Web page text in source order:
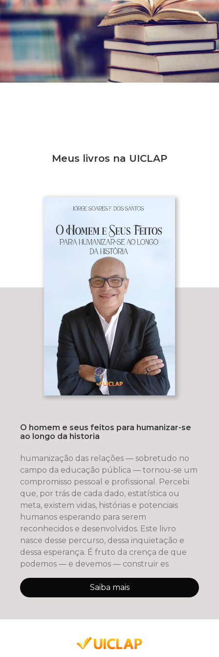
Meus livros na UICLAP
O homem e seus feitos para humanizar-se
ao longo da historia
humanização das relações — sobretudo no
campo da educação pública — tornou-se um
compromisso pessoal e profissional. Percebi
que, por trás de cada dado, estatística ou
meta, existem vidas, histórias e potenciais
humanos esperando para serem
reconhecidos e desenvolvidos. Este livro
nasce desse percurso, dessa inquietação e
dessa esperança. É fruto da crença de que
podemos — e devemos — construir es
Saiba mais